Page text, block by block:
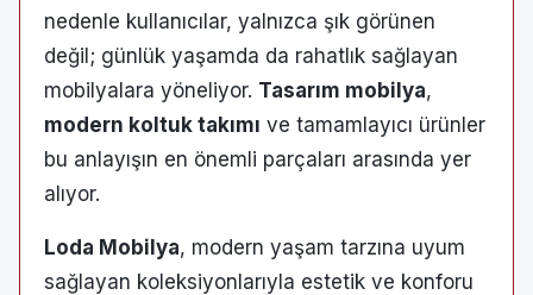
nedenle kullanıcılar, yalnızca şık görünen
değil; günlük yaşamda da rahatlık sağlayan
mobilyalara yöneliyor. Tasarım mobilya,
modern koltuk takımı ve tamamlayıcı ürünler
bu anlayışın en önemli parçaları arasında yer
alıyor.
Loda Mobilya, modern yaşam tarzına uyum
sağlayan koleksiyonlarıyla estetik ve konforu